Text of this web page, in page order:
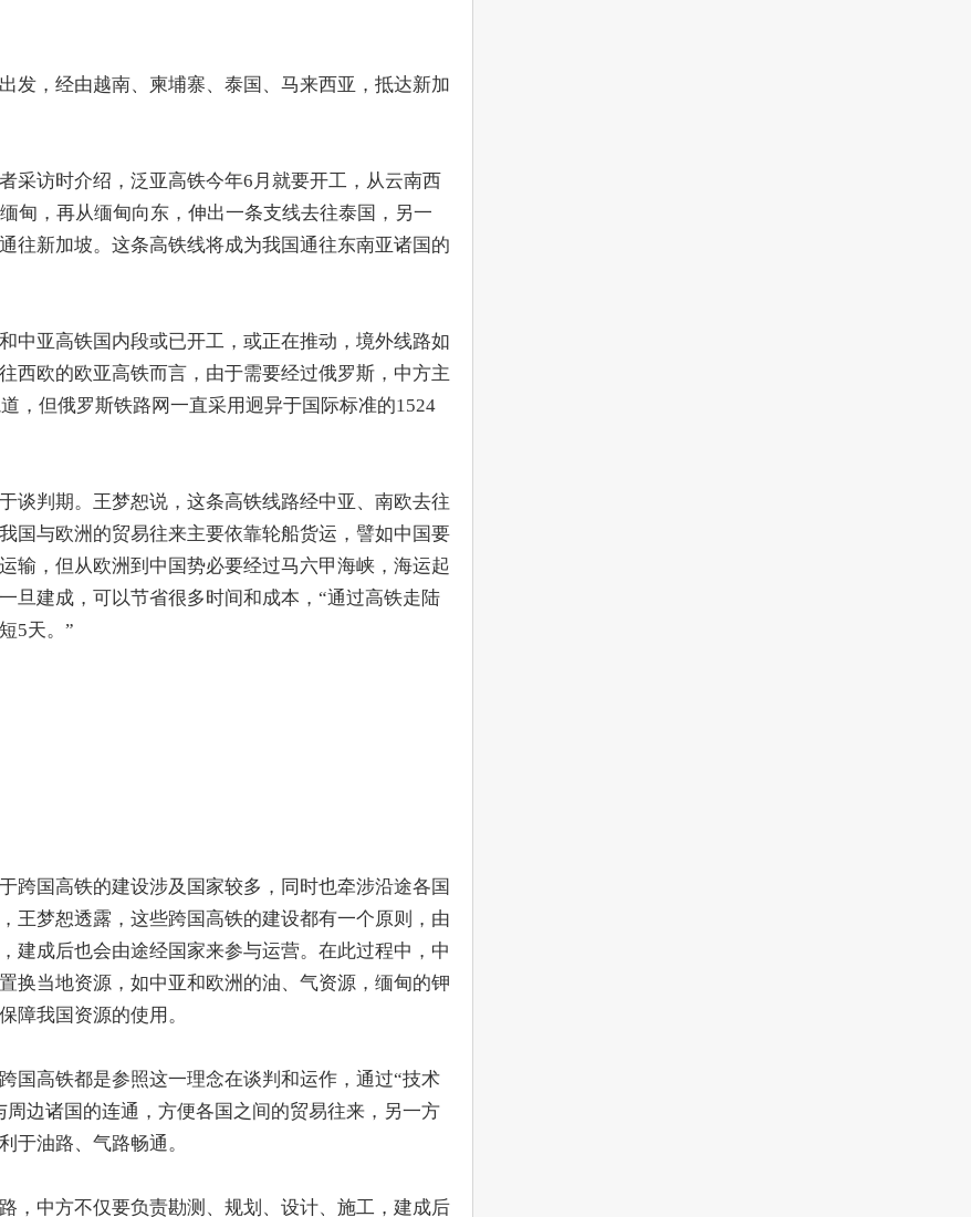
，经由越南、柬埔寨、泰国、马来西亚，抵达新加
访时介绍，泛亚高铁今年6月就要开工，从云南西
甸，再从缅甸向东，伸出一条支线去往泰国，另一
往新加坡。这条高铁线将成为我国通往东南亚诸国的
亚高铁国内段或已开工，或正在推动，境外线路如
西欧的欧亚高铁而言，由于需要经过俄罗斯，中方主
，但俄罗斯铁路网一直采用迥异于国际标准的1524
判期。王梦恕说，这条高铁线路经中亚、南欧去往
国与欧洲的贸易往来主要依靠轮船货运，譬如中国要
输，但从欧洲到中国势必要经过马六甲海峡，海运起
旦建成，可以节省很多时间和成本，“通过高铁走陆
5天。”
国高铁的建设涉及国家较多，同时也牵涉沿途各国
王梦恕透露，这些跨国高铁的建设都有一个原则，由
建成后也会由途经国家来参与运营。在此过程中，中
换当地资源，如中亚和欧洲的油、气资源，缅甸的钾
障我国资源的使用。
高铁都是参照这一理念在谈判和运作，通过“技术
边诸国的连通，方便各国之间的贸易往来，另一方
于油路、气路畅通。
中方不仅要负责勘测、规划、设计、施工，建成后